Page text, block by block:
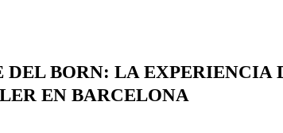
DEL BORN: LA EXPERIENCIA
EN BARCELONA